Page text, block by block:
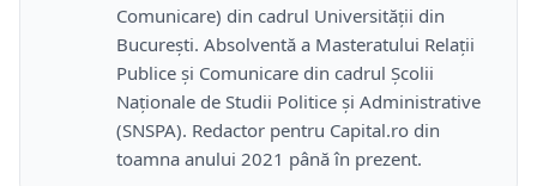
Comunicare) din cadrul Universității din
București. Absolventă a Masteratului Relații
Publice și Comunicare din cadrul Școlii
Naţionale de Studii Politice și Administrative
(SNSPA). Redactor pentru Capital.ro din
toamna anului 2021 până în prezent.